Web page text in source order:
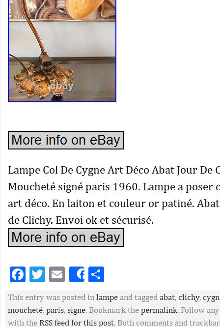
Lampe Col De Cygne Art Déco Abat Jour De
Moucheté signé paris 1960. Lampe a poser
art déco. En laiton et couleur or patiné.
de Clichy. Envoi ok et sécurisé.
Facebook
Twitter
EmailShare
This entry was posted in lampe and tagged abat, clichy,
moucheté, paris, signe. Bookmark the permalink. Follow
with the RSS feed for this post. Both comments and